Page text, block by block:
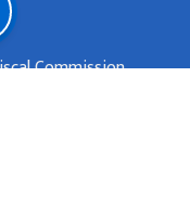
Commission